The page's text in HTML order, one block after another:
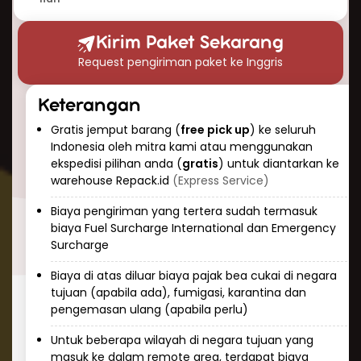
barang? Repack.id menyediakan layanan
Indonesia. Layanan ini dirancang untuk
memberikan kenyamanan ekstra, terutama
atau barang yang berat dan berukuran besar.
3. Estimasi Waktu Pengiriman yang Cepat
Waktu pengiriman paket ke Inggris (UK)
melalui jalur udara hanya membutuhkan waktu
4-9 hari saja. Waktu ini sudah termasuk proses
pengelolaan di pihak kami, penjemputan,
pengemasan ulang (jika diperlukan), dan
pengiriman hingga ke alamat tujuan. Untuk
layanan yang tidak terburu-buru, pengiriman
via laut juga dapat menjadi pilihan yang lebih
ekonomis, meskipun membutuhkan waktu
lebih lama sekitar 30-45 hari.
Kirim Paket Sekarang
Request pengiriman paket ke Inggris
Keterangan
Gratis jemput barang (free pick up) ke seluruh
Indonesia oleh mitra kami atau menggunakan
ekspedisi pilihan anda (gratis) untuk diantarkan ke
warehouse Repack.id (Express Service)
Biaya pengiriman yang tertera sudah termasuk
biaya Fuel Surcharge International dan Emergency
Surcharge
Biaya di atas diluar biaya pajak bea cukai di negara
tujuan (apabila ada), fumigasi, karantina dan
pengemasan ulang (apabila perlu)
Untuk beberapa wilayah di negara tujuan yang
masuk ke dalam remote area, terdapat biaya